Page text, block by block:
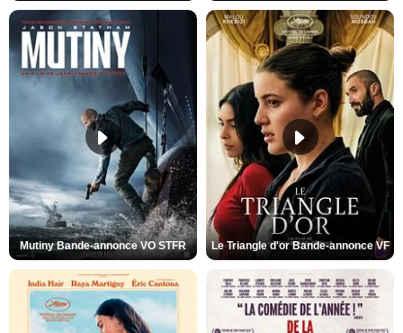
Mutiny Bande-annonce VO STFR Le Triangle d'or Bande-annonce VF